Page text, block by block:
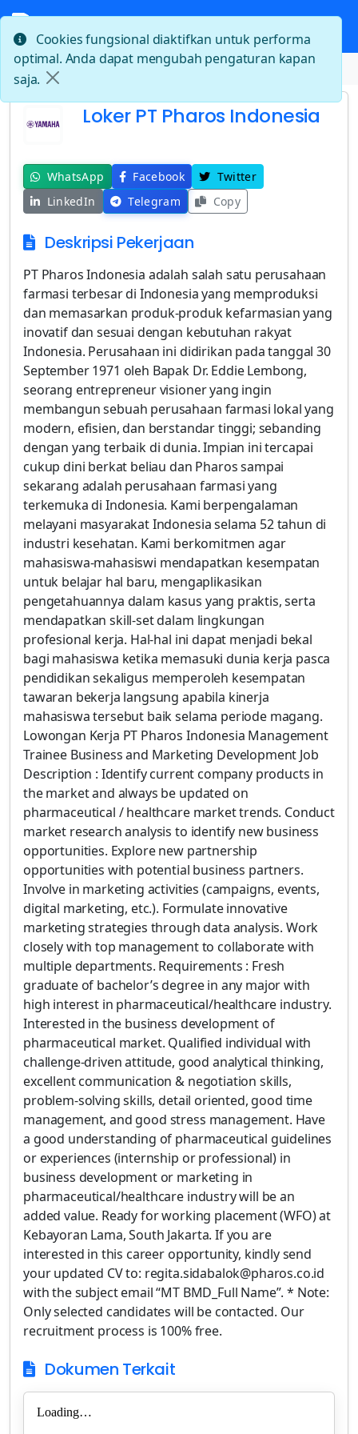
Beranda Loker PT Pharos Indonesia
Loker PT Pharos Indonesia
WhatsApp Facebook
Twitter
LinkedIn
Telegram Copy
Deskripsi Pekerjaan
PT Pharos Indonesia adalah salah satu perusahaan
farmasi terbesar di Indonesia yang memproduksi
dan memasarkan produk-produk kefarmasian yang
inovatif dan sesuai dengan kebutuhan rakyat
Indonesia. Perusahaan ini didirikan pada tanggal 30
September 1971 oleh Bapak Dr. Eddie Lembong,
seorang entrepreneur visioner yang ingin
membangun sebuah perusahaan farmasi lokal yang
modern, efisien, dan berstandar tinggi; sebanding
dengan yang terbaik di dunia. Impian ini tercapai
cukup dini berkat beliau dan Pharos sampai
sekarang adalah perusahaan farmasi yang
terkemuka di Indonesia. Kami berpengalaman
melayani masyarakat Indonesia selama 52 tahun di
industri kesehatan. Kami berkomitmen agar
mahasiswa-mahasiswi mendapatkan kesempatan
untuk belajar hal baru, mengaplikasikan
pengetahuannya dalam kasus yang praktis, serta
mendapatkan skill-set dalam lingkungan
profesional kerja. Hal-hal ini dapat menjadi bekal
bagi mahasiswa ketika memasuki dunia kerja pasca
pendidikan sekaligus memperoleh kesempatan
tawaran bekerja langsung apabila kinerja
mahasiswa tersebut baik selama periode magang.
Lowongan Kerja PT Pharos Indonesia Management
Trainee Business and Marketing Development Job
Description : Identify current company products in
the market and always be updated on
pharmaceutical / healthcare market trends. Conduct
market research analysis to identify new business
opportunities. Explore new partnership
opportunities with potential business partners.
Involve in marketing activities (campaigns, events,
digital marketing, etc.). Formulate innovative
marketing strategies through data analysis. Work
closely with top management to collaborate with
multiple departments. Requirements : Fresh
graduate of bachelor’s degree in any major with
high interest in pharmaceutical/healthcare industry.
Interested in the business development of
pharmaceutical market. Qualified individual with
challenge-driven attitude, good analytical thinking,
excellent communication & negotiation skills,
problem-solving skills, detail oriented, good time
management, and good stress management. Have
a good understanding of pharmaceutical guidelines
or experiences (internship or professional) in
business development or marketing in
pharmaceutical/healthcare industry will be an
added value. Ready for working placement (WFO) at
Kebayoran Lama, South Jakarta. If you are
interested in this career opportunity, kindly send
your updated CV to: regita.sidabalok@pharos.co.id
with the subject email “MT BMD_Full Name”. * Note:
Only selected candidates will be contacted. Our
recruitment process is 100% free.
Dokumen Terkait
Cookies fungsional diaktifkan untuk performa
optimal. Anda dapat mengubah pengaturan kapan
saja.